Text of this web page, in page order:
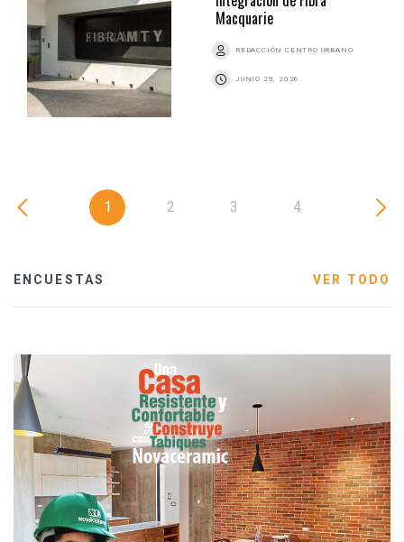
Macquarie
REDACCIÓN CENTRO URBANO
JUNIO 29, 2026
1 2 3 4
ENCUESTAS VER TODO